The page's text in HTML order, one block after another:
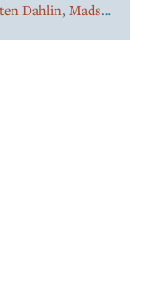
Dahlin, Mads
Lidell